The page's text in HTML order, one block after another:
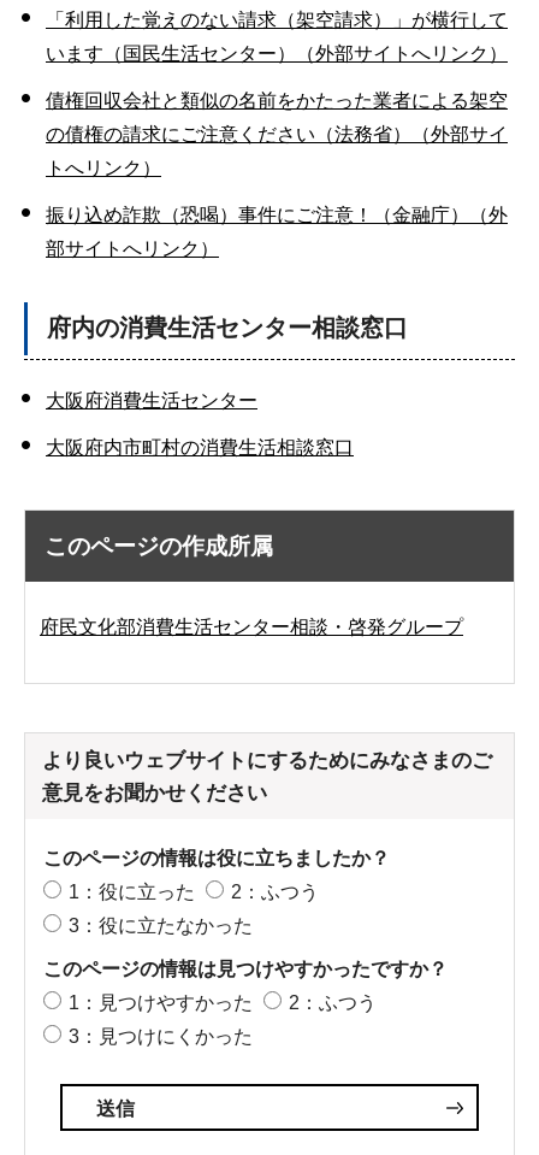
「利用した覚えのない請求（架空請求）」が横行して
います（国民生活センター）（外部サイトへリンク）
債権回収会社と類似の名前をかたった業者による架空
の債権の請求にご注意ください（法務省）（外部サイ
トへリンク）
振り込め詐欺（恐喝）事件にご注意！（金融庁）（外
部サイトへリンク）
府内の消費生活センター相談窓口
大阪府消費生活センター
大阪府内市町村の消費生活相談窓口
このページの作成所属
府民文化部消費生活センター相談・啓発グループ
より良いウェブサイトにするためにみなさまのご
意見をお聞かせください
このページの情報は役に立ちましたか？
1：役に立った
2：ふつう
3：役に立たなかった
このページの情報は見つけやすかったですか？
1：見つけやすかった
2：ふつう
3：見つけにくかった